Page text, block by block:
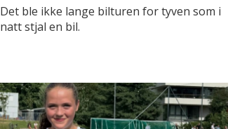
Det ble ikke lange bilturen for tyven som i
natt stjal en bil.